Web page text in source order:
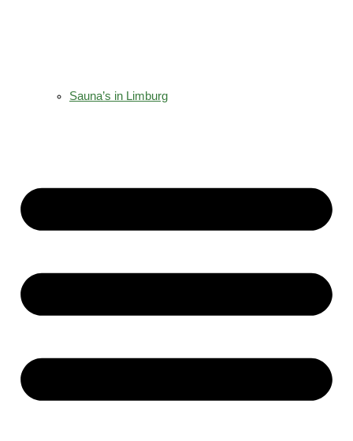
Sauna’s in Limburg